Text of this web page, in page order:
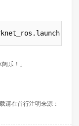
乐！」
请在首行注明来源：